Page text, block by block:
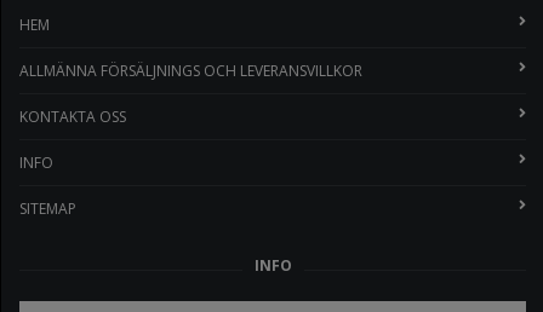
HEM
ALLMÄNNA FÖRSÄLJNINGS OCH LEVERANSVILLKOR
KONTAKTA OSS
INFO
SITEMAP
INFO